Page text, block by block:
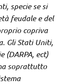
specie se si
feudale e del
copriva
Gli Stati Uniti,
(DARPA, ect)
soprattutto